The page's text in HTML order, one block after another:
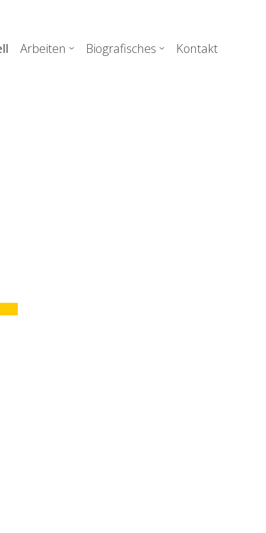
Arbeiten Biografisches Kontakt